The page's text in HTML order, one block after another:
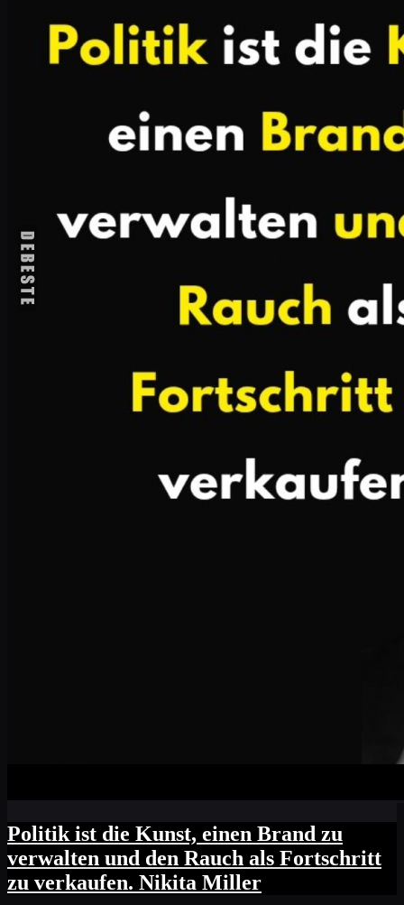
Politik ist die Kunst, einen Brand zu
verwalten und den Rauch als Fortschritt
zu verkaufen. Nikita Miller